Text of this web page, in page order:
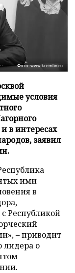
Фото: www.kremlin.ru
условия
в интересах
заявил
ими
в
Республикой
– приводит
лидера о